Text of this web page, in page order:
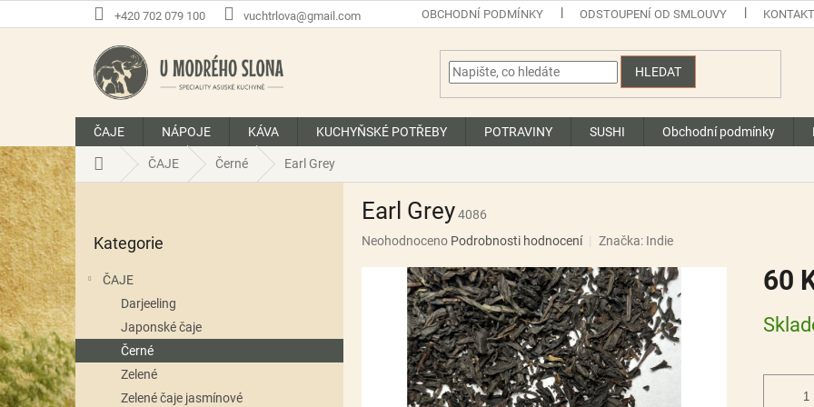
na
+420 702 079 100 vuchtrlova@gmail.com OBCHODNÍ PODMÍNKY ODSTOUPENÍ OD SMLOUVY
HLEDAT
ČAJE NÁPOJE KÁVA KUCHYŇSKÉ POTŘEBY POTRAVINY SUSHI Obchodní podmínky
Domů ČAJE Černé Earl Grey
P
o
s
t
a
n
n
í
p
a
kategorie
Kategorie
ČAJE
Darjeeling
Japonské čaje
Černé
Zelené
Zelené čaje jasmínové
Earl Grey4086
Průměrné
produktu
hvězdiček.
Neohodnoceno Podrobnosti hodnocení Značka: Indie
60
cena: